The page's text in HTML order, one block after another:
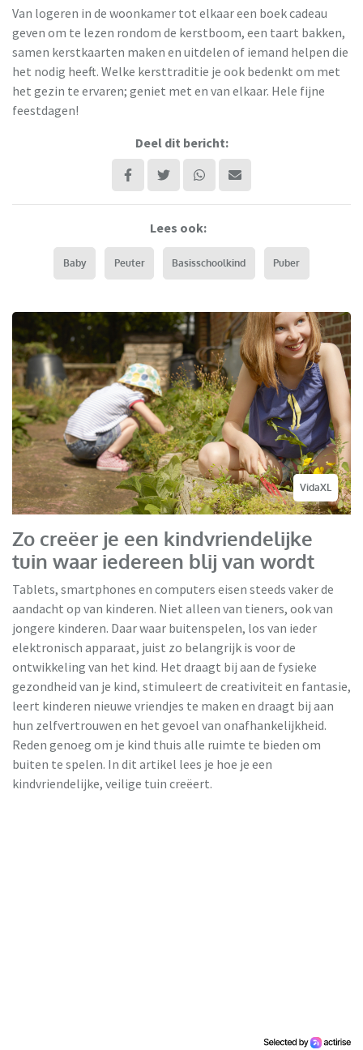
Van logeren in de woonkamer tot elkaar een boek cadeau
geven om te lezen rondom de kerstboom, een taart bakken,
samen kerstkaarten maken en uitdelen of iemand helpen die
het nodig heeft. Welke kersttraditie je ook bedenkt om met
het gezin te ervaren; geniet met en van elkaar. Hele fijne
feestdagen!
Deel dit bericht:
Lees ook:
Baby Peuter Basisschoolkind Puber
VidaXL
Zo creëer je een kindvriendelijke
tuin waar iedereen blij van wordt
Tablets, smartphones en computers eisen steeds vaker de
aandacht op van kinderen. Niet alleen van tieners, ook van
jongere kinderen. Daar waar buitenspelen, los van ieder
elektronisch apparaat, juist zo belangrijk is voor de
ontwikkeling van het kind. Het draagt bij aan de fysieke
gezondheid van je kind, stimuleert de creativiteit en fantasie,
leert kinderen nieuwe vriendjes te maken en draagt bij aan
hun zelfvertrouwen en het gevoel van onafhankelijkheid.
Reden genoeg om je kind thuis alle ruimte te bieden om
buiten te spelen. In dit artikel lees je hoe je een
kindvriendelijke, veilige tuin creëert.